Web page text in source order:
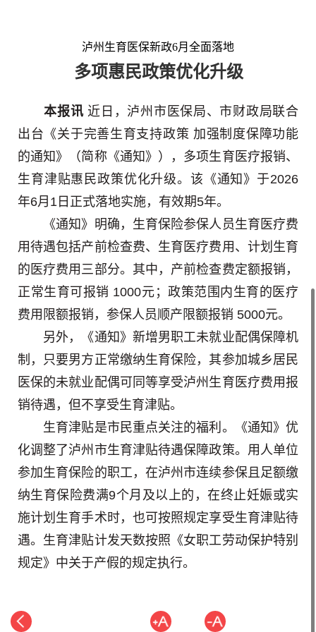
泸州生育医保新政6月全面落地
多项惠民政策优化升级
本报讯 近日，泸州市医保局、市财政局联合
出台《关于完善生育支持政策 加强制度保障功能
的通知》（简称《通知》），多项生育医疗报销、
生育津贴惠民政策优化升级。该《通知》于2026
年6月1日正式落地实施，有效期5年。
《通知》明确，生育保险参保人员生育医疗费
用待遇包括产前检查费、生育医疗费用、计划生育
的医疗费用三部分。其中，产前检查费定额报销，
正常生育可报销 1000元；政策范围内生育的医疗
费用限额报销，参保人员顺产限额报销 5000元。
另外，《通知》新增男职工未就业配偶保障机
制，只要男方正常缴纳生育保险，其参加城乡居民
医保的未就业配偶可同等享受泸州生育医疗费用报
销待遇，但不享受生育津贴。
生育津贴是市民重点关注的福利。《通知》优
化调整了泸州市生育津贴待遇保障政策。用人单位
参加生育保险的职工，在泸州市连续参保且足额缴
纳生育保险费满9个月及以上的，在终止妊娠或实
施计划生育手术时，也可按照规定享受生育津贴待
遇。生育津贴计发天数按照《女职工劳动保护特别
规定》中关于产假的规定执行。